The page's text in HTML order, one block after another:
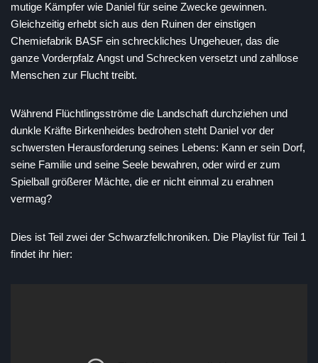
mutige Kämpfer wie Daniel für seine Zwecke gewinnen.
Gleichzeitig erhebt sich aus den Ruinen der einstigen
Chemiefabrik BASF ein schreckliches Ungeheuer, das die
ganze Vorderpfalz Angst und Schrecken versetzt und zahllose
Menschen zur Flucht treibt.
Während Flüchtlingsströme die Landschaft durchziehen und
dunkle Kräfte Birkenheides bedrohen steht Daniel vor der
schwersten Herausforderung seines Lebens: Kann er sein Dorf,
seine Familie und seine Seele bewahren, oder wird er zum
Spielball größerer Mächte, die er nicht einmal zu erahnen
vermag?
Dies ist Teil zwei der Schwarzfellchroniken. Die Playlist für Teil 1
findet ihr hier: